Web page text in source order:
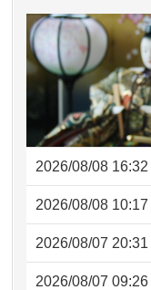
2026/08/08 16:32
2026/08/08 10:17
2026/08/07 20:31
2026/08/07 09:26